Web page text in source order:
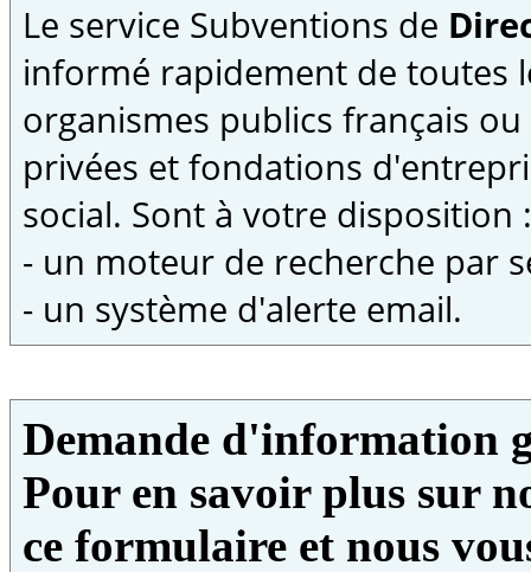
Le service Subventions de
informé rapidement de toutes
organismes publics français
privées et fondations
social. Sont à votre disposition :
- un moteur de recherche par
- un système d'alerte email.
Demande d'information
Pour en savoir plus sur
ce formulaire et nous